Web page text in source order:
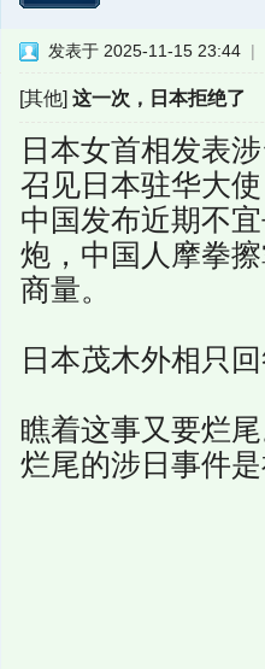
发表于 2025-11-15 23:44 |
者
[其他]这一次，日本拒绝了
日本女首相发表
召见日本驻华大
中国发布近期不
炮，中国人摩拳
商量。
日本茂木外相只
瞧着这事又要烂
烂尾的涉日事件